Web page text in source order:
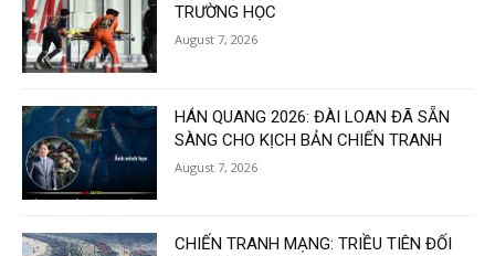
TRƯỜNG HỌC
August 7, 2026
HÁN QUANG 2026: ĐÀI LOAN ĐÃ SẴN
SÀNG CHO KỊCH BẢN CHIẾN TRANH
August 7, 2026
CHIẾN TRANH MẠNG: TRIỀU TIÊN ĐỐI